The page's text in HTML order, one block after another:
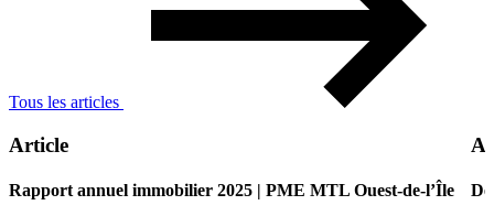
Tous les articles
Article
Rapport annuel immobilier 2025 | PME MTL Ouest-de-l’Île